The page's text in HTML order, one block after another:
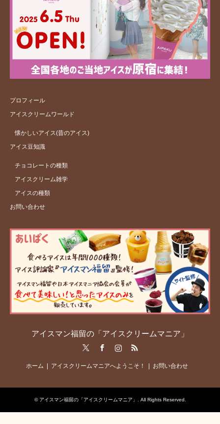
プロフィール
アイスクリームワールド
懐かしいアイス(昔のアイス)
アイス豆知識
チョコレートの種類
アイスクリーム雑学
アイスの種類
お問い合わせ
アイスマン福留の「アイスクリームマニア」
RSS
ホーム アイスクリームマニアへようこそ！ お問い合わせ
© アイスマン福留の「アイスクリームマニア」 . All Rights Reserved.